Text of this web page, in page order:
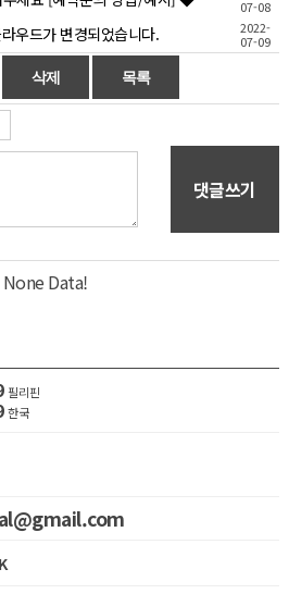
07-08
우드가 변경되었습니다.
2022-
07-09
댓글쓰기
None Data!
필리핀
한국